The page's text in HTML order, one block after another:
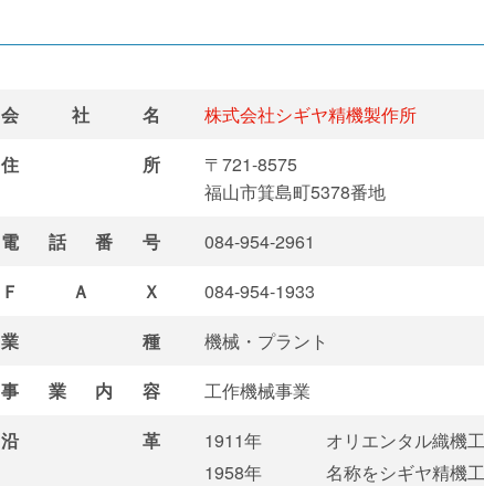
会社名
株式会社シギヤ精機製作所
住所
〒721-8575
福山市箕島町5378番地
電話番号
084-954-2961
ＦＡＸ
084-954-1933
業種
機械・プラント
事業内容
工作機械事業
沿革
1911年
オリエンタル織機
1958年
名称をシギヤ精機